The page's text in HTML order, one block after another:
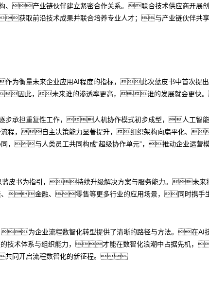
产业链伙伴建立紧密合作关系。联合技术供应商开展
获取前沿技术成果并联合培养专业人才；与产业链伙伴共
作为衡量未来企业应用AI程度的指标，此次蓝皮书中首次提
因此，未来谁的渗透率更高，谁的发展就会更快
承担重复性工作，人机协作模式初步成型，人工智能
程，自主决策能力显著提升，组织架构向扁平化、
与人类员工共同构成“超级协作单元”，推动企业运营
蓝皮书为指引，持续升级解决方案与服务能力。未来
金融、零售等更多行业的应用场景，同时携手生
为企业流程数智化转型提供了清晰的路径与方法。在AI
技术体系与组织能力，才能在数智化浪潮中占据先机，
共同开启流程数智化的新征程。